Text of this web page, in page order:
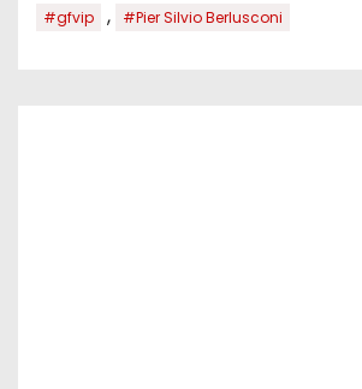
#gfvip , #Pier Silvio Berlusconi